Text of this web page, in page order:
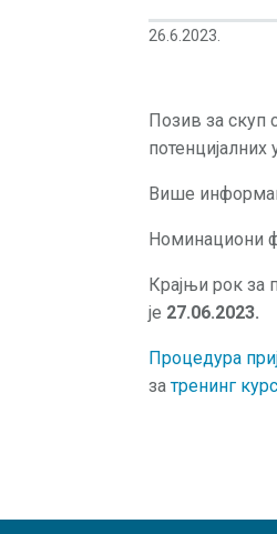
26.6.2023.
Позив за скуп
Више
Номинациони
Крајњи рок за
је 27.06.2023.
Процедура
затренинг